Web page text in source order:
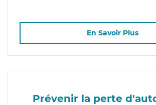
En Savoir Plus
Prévenir la perte